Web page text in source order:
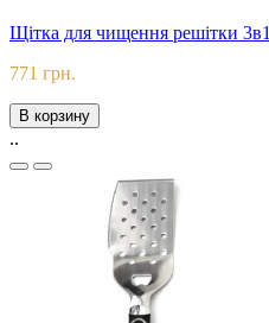
Щітка для чищення решітки 3в1
771 грн.
В корзину
..